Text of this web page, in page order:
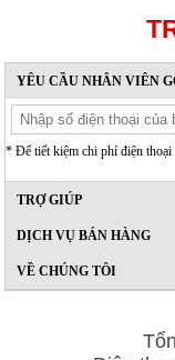
YÊU CẦU NHÂN VIÊN
* Để tiết kiệm chi phí điện thoại
TRỢ GIÚP
DỊCH VỤ BÁN HÀNG
VỀ CHÚNG TÔI